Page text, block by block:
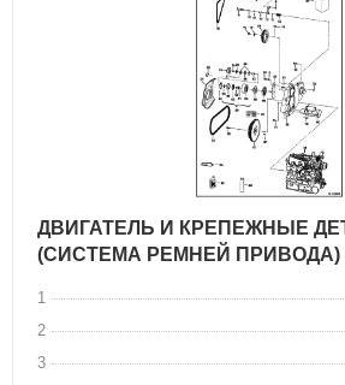
ДВИГАТЕЛЬ И КРЕПЕЖНЫЕ
(СИСТЕМА РЕМНЕЙ ПРИВОДА)
1
2
3